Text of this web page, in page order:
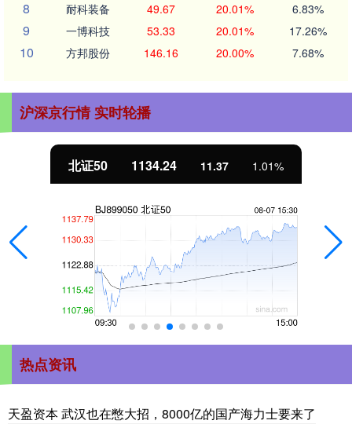
8 耐科装备 49.67 20.01% 6.83%
9 一博科技 53.33 20.01% 17.26%
10 方邦股份 146.16 20.00% 7.68%
沪深京行情 实时轮播
北证50 1134.24 11.37 1.01%
热点资讯
天盈资本 武汉也在憋大招，8000亿的国产海力士要来了